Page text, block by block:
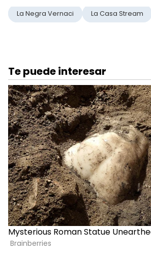
La Negra Vernaci La Casa Stream